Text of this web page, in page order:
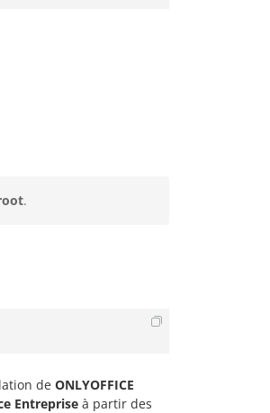
.
de ONLYOFFICE
Entreprise à partir des